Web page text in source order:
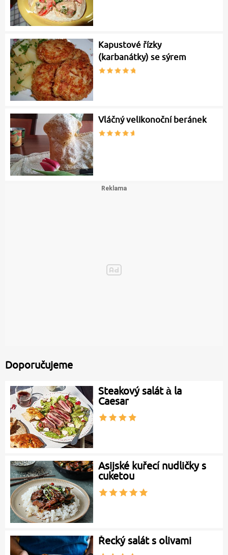
Kapustové řízky
(karbanátky) se sýrem
Vláčný velikonoční beránek
Doporučujeme
Steakový salát à la
Caesar
Asijské kuřecí nudličky s
cuketou
Řecký salát s olivami